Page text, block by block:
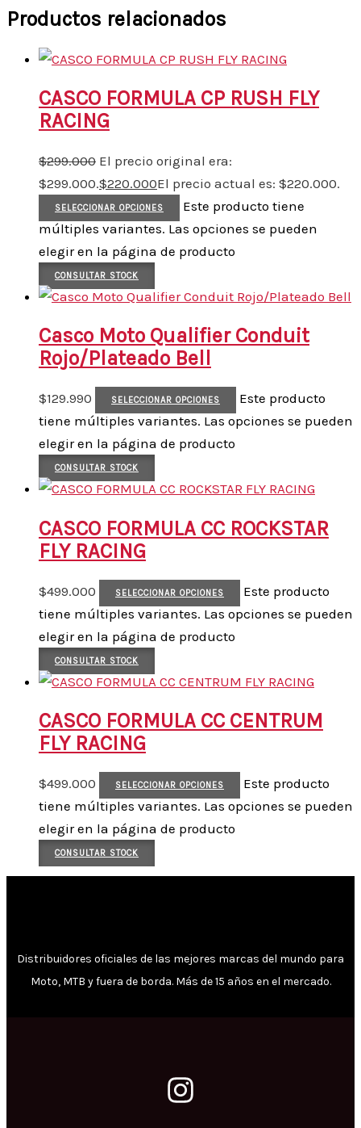
Productos relacionados
CASCO FORMULA CP RUSH FLY
RACING
$299.000 El precio original era:
$299.000.$220.000El precio actual es: $220.000.
SELECCIONAR OPCIONES
Este producto tiene
múltiples variantes. Las opciones se pueden
elegir en la página de producto
CONSULTAR STOCK
Casco Moto Qualifier Conduit
Rojo/Plateado Bell
$129.990 SELECCIONAR OPCIONES
Este producto
tiene múltiples variantes. Las opciones se pueden
elegir en la página de producto
CONSULTAR STOCK
CASCO FORMULA CC ROCKSTAR
FLY RACING
$499.000 SELECCIONAR OPCIONES
Este producto
tiene múltiples variantes. Las opciones se pueden
elegir en la página de producto
CONSULTAR STOCK
CASCO FORMULA CC CENTRUM
FLY RACING
$499.000 SELECCIONAR OPCIONES
Este producto
tiene múltiples variantes. Las opciones se pueden
elegir en la página de producto
CONSULTAR STOCK
Distribuidores oficiales de las mejores marcas del mundo para
Moto, MTB y fuera de borda. Más de 15 años en el mercado.